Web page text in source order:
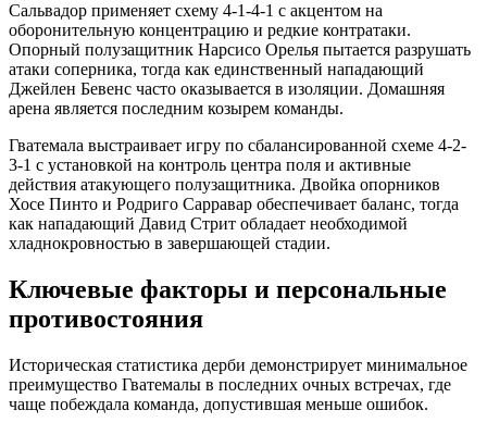
Сальвадор применяет схему 4-1-4-1 с акцентом на
оборонительную концентрацию и редкие контратаки.
Опорный полузащитник Нарсисо Орелья пытается разрушать
атаки соперника, тогда как единственный нападающий
Джейлен Бевенс часто оказывается в изоляции. Домашняя
арена является последним козырем команды.
Гватемала выстраивает игру по сбалансированной схеме 4-2-
3-1 с установкой на контроль центра поля и активные
действия атакующего полузащитника. Двойка опорников
Хосе Пинто и Родриго Сарравар обеспечивает баланс, тогда
как нападающий Давид Стрит обладает необходимой
хладнокровностью в завершающей стадии.
Ключевые факторы и персональные
противостояния
Историческая статистика дерби демонстрирует минимальное
преимущество Гватемалы в последних очных встречах, где
чаще побеждала команда, допустившая меньше ошибок.